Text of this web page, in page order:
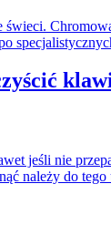
świeci.
jeśli nie
należy do